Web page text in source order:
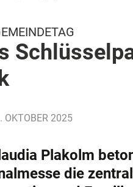
OKTOBER 2025
Plakolm
die